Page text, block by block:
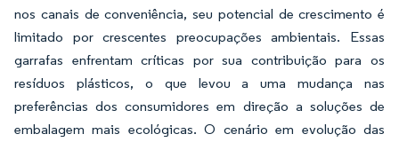
nos canais de conveniência, seu potencial de crescimento é
limitado por crescentes preocupações ambientais. Essas
garrafas enfrentam críticas por sua contribuição para os
resíduos plásticos, o que levou a uma mudança nas
preferências dos consumidores em direção a soluções de
embalagem mais ecológicas. O cenário em evolução das